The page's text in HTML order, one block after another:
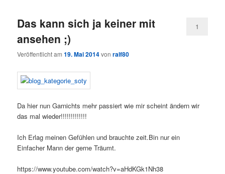
Das kann sich ja keiner mit
ansehen ;)
Veröffentlicht am19. Mai 2014vonralf80
1
Da hier nun Garnichts mehr passiert wie mir scheint ändern wir
das mal wieder!!!!!!!!!!!!!
Ich Erlag meinen Gefühlen und brauchte zeit.Bin nur ein
Einfacher Mann der gerne Träumt.
https://www.youtube.com/watch?v=aHdKGk1Nh38